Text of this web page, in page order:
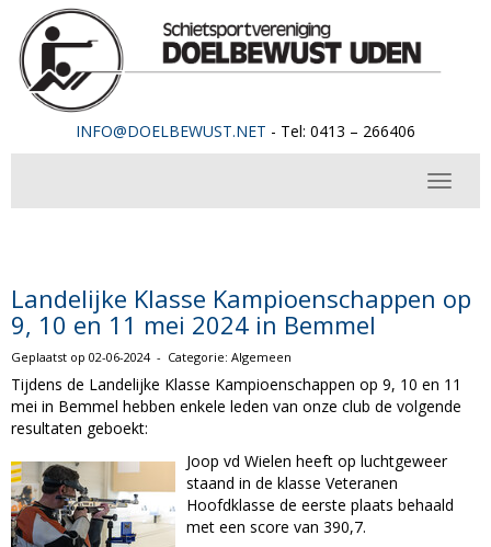
OFNI@DOELBEWUST.NET - Tel: 0413 – 266406
Landelijke Klasse Kampioenschappen op
9, 10 en 11 mei 2024 in Bemmel
Geplaatst op 02-06-2024 - Categorie: Algemeen
Tijdens de Landelijke Klasse Kampioenschappen op 9, 10 en 11
mei in Bemmel hebben enkele leden van onze club de volgende
resultaten geboekt:
Joop vd Wielen heeft op luchtgeweer
staand in de klasse Veteranen
Hoofdklasse de eerste plaats behaald
met een score van 390,7.